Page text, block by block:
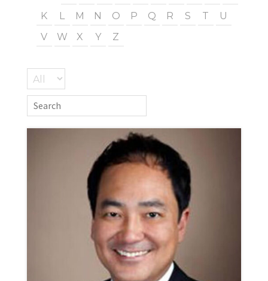
K
L M N O P Q R S T
U
V
W X Y Z